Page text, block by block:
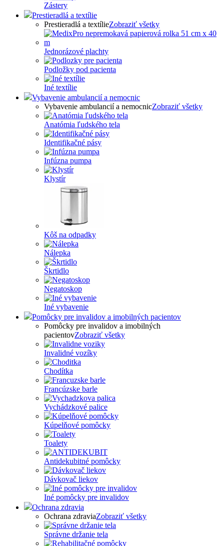
Zástery
Prestieradlá a textílie
Prestieradlá a textílieZobraziť všetky
Jednorázové plachty
Podložky pod pacienta
Iné textílie
Vybavenie ambulancií a nemocnic
Vybavenie ambulancií a nemocnicZobraziť všetky
Anatómia ľudského tela
Identifikačné pásy
Infúzna pumpa
Klystír
Kôš na odpadky
Nálepka
Škrtidlo
Negatoskop
Iné vybavenie
Pomôcky pre invalidov a imobilných pacientov
Pomôcky pre invalidov a imobilných
pacientovZobraziť všetky
Invalidné vozíky
Chodítka
Francúzske barle
Vychádzkové palice
Kúpelňové pomôcky
Toalety
Antidekubitné pomôcky
Dávkovač liekov
Iné pomôcky pre invalidov
Ochrana zdravia
Ochrana zdraviaZobraziť všetky
Správne držanie tela